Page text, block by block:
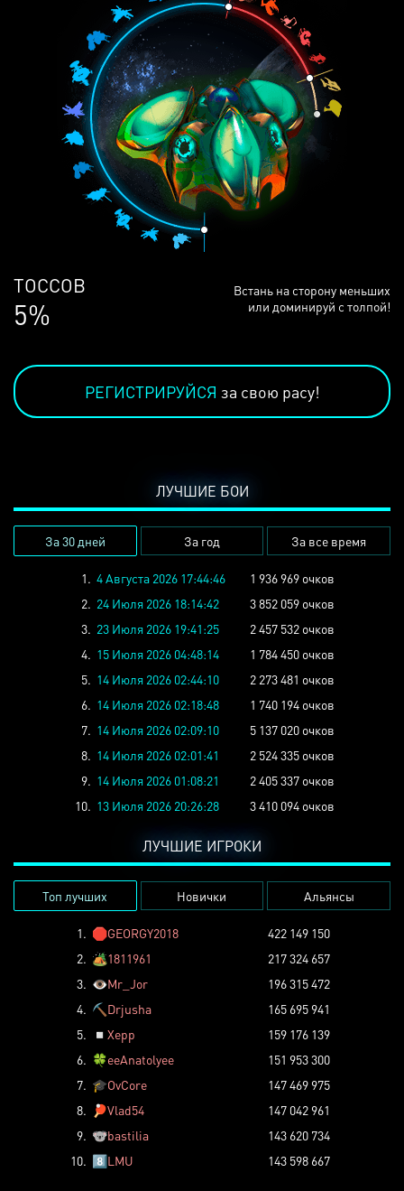
ЛЮДЕЙ
68%
Встань на сторону меньших
или доминируй с толпой!
РЕГИСТРИРУЙСЯ за свою расу!
ЛУЧШИЕ БОИ
За 30 дней За год За все время
1. 4 Августа 2026 17:44:46
1 936 969 очков
2. 24 Июля 2026 18:14:42
3 852 059 очков
3. 23 Июля 2026 19:41:25
2 457 532 очков
4. 15 Июля 2026 04:48:14
1 784 450 очков
5. 14 Июля 2026 02:44:10
2 273 481 очков
6. 14 Июля 2026 02:18:48
1 740 194 очков
7. 14 Июля 2026 02:09:10
5 137 020 очков
8. 14 Июля 2026 02:01:41
2 524 335 очков
9. 14 Июля 2026 01:08:21
2 405 337 очков
10. 13 Июля 2026 20:26:28 3 410 094 очков
ЛУЧШИЕ ИГРОКИ
Топ лучших Новички Альянсы
1. 🛑GEORGY2018
422 149 150
2. 🏕️1811961
217 324 657
3. 👁️Mr_Jor
196 315 472
4. ⛏️ Drjusha
165 695 941
5.
◽ Xepp
159 176 139
6. 🍀eeAnatolyee
151 953 300
7. 🎓OvCore
147 469 975
8.
🏓Vlad54
147 042 961
9. 🐨bastilia
143 620 734
10. 8️⃣LMU 143 598 667